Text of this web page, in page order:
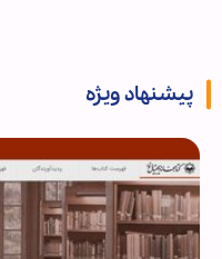
پیشنهاد ویژه